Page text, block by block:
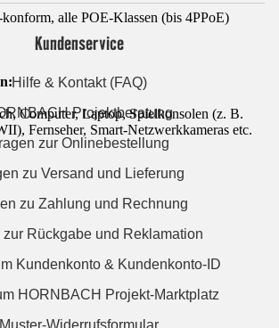
alle POE-Klassen (bis 4PPoE)
Computer, Laptop, Spielkonsolen (z. B.
Fernseher, Smart-Netzwerkkameras etc.
Kundenservice
Hilfe & Kontakt (FAQ)
Projektberatung
zur Onlinebestellung
zu Versand und Lieferung
zu Zahlung und Rechnung
zur Rückgabe und Reklamation
Kundenkonto & Kundenkonto-ID
HORNBACH Projekt-Marktplatz
Muster-Widerrufsformular